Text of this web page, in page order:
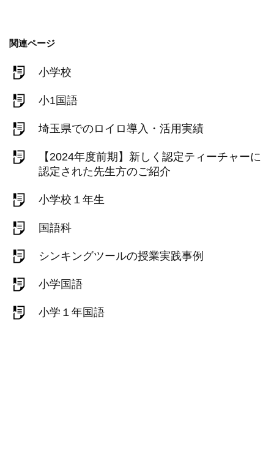
関連ページ
小学校
小1国語
埼玉県でのロイロ導入・活用実績
【2024年度前期】新しく認定ティーチャーに
認定された先生方のご紹介
小学校１年生
国語科
シンキングツールの授業実践事例
小学国語
小学１年国語